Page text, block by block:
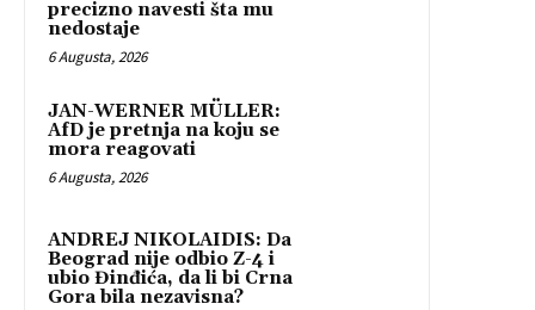
precizno navesti šta mu
nedostaje
6 Augusta, 2026
JAN-WERNER MÜLLER:
AfD je pretnja na koju se
mora reagovati
6 Augusta, 2026
ANDREJ NIKOLAIDIS: Da
Beograd nije odbio Z-4 i
ubio Đinđića, da li bi Crna
Gora bila nezavisna?